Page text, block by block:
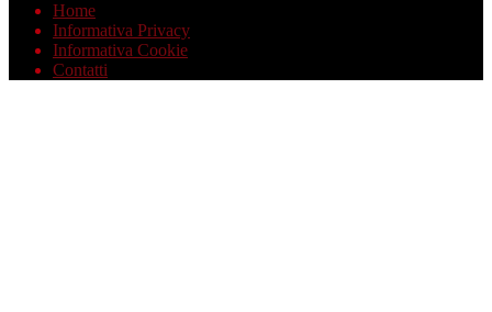
Home
Informativa Privacy
Informativa Cookie
Contatti